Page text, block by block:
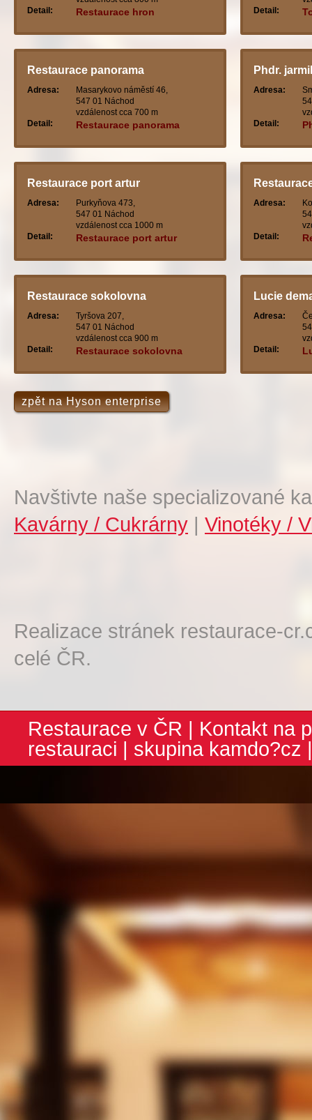
Detail:
Restaurace hron
Detail:
Restaurace panorama
Adresa:
Masarykovo náměstí 46,
547 01 Náchod
vzdálenost cca 700 m
Detail:
Restaurace panorama
Phdr.
Adresa:
Detail:
Restaurace port artur
Adresa:
Purkyňova 473,
547 01 Náchod
vzdálenost cca 1000 m
Detail:
Restaurace port artur
Adresa:
Detail:
Restaurace sokolovna
Adresa:
Tyršova 207,
547 01 Náchod
vzdálenost cca 900 m
Detail:
Restaurace sokolovna
Lucie
Adresa:
Detail:
zpět na Hyson enterprise
Navštivte naše specializované
Kavárny / Cukrárny | Vinotéky /
Realizace stránek restaurace-
celé ČR.
Restaurace v ČR | Kontakt na
restauraci | skupina kamdo?cz |